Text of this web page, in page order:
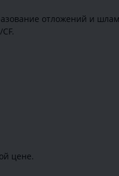
отложений и
цене.